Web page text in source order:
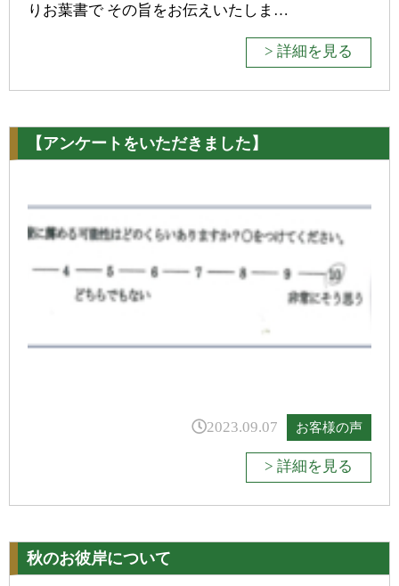
りお葉書で その旨をお伝えいたしま…
> 詳細を見る
【アンケートをいただきました】
2023.09.07 お客様の声
> 詳細を見る
秋のお彼岸について